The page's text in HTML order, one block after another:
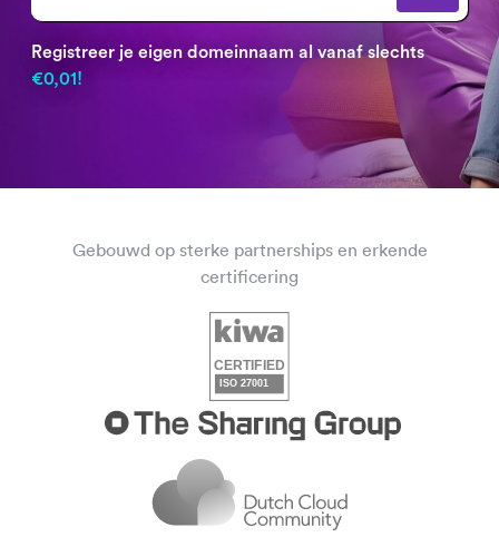
Registreer je eigen domeinnaam al vanaf slechts
€0,01!
Gebouwd op sterke partnerships en erkende
certificering